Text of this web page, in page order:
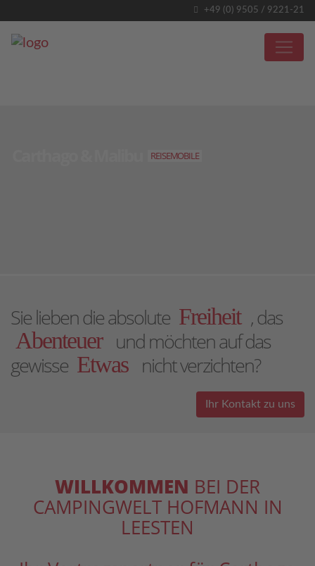
+49 (0) 9505 / 9221-21
REISEMOBILE
Sie lieben die absolute Freiheit , das
Abenteuer und möchten auf das
gewisse Etwas nicht verzichten?
Ihr Kontakt zu uns
WILLKOMMEN BEI DER
CAMPINGWELT HOFMANN IN
LEESTEN